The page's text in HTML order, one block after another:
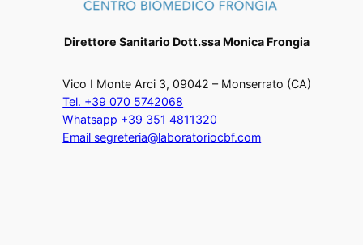
Direttore Sanitario Dott.ssa Monica Frongia
Vico I Monte Arci 3, 09042 – Monserrato (CA)
Tel. +39 070 5742068
Whatsapp +39 351 4811320
Email segreteria@laboratoriocbf.com